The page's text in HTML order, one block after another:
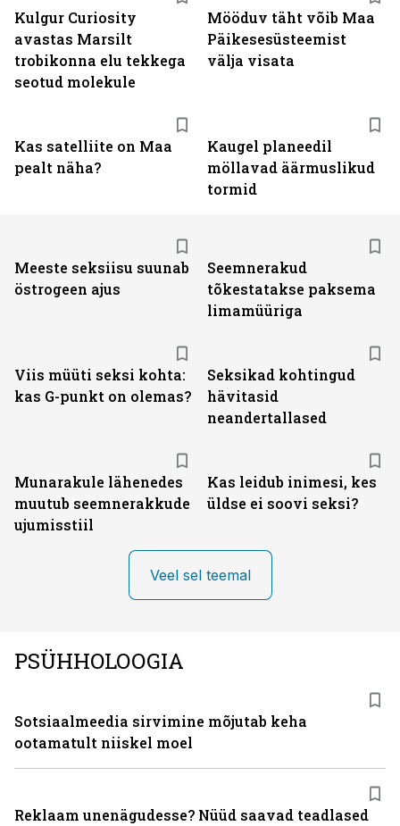
Kulgur Curiosity
avastas Marsilt
trobikonna elu tekkega
seotud molekule
Mööduv täht võib Maa
Päikesesüsteemist
välja visata
Kas satelliite on Maa
pealt näha?
Kaugel planeedil
möllavad äärmuslikud
tormid
Meeste seksiisu suunab
östrogeen ajus
Seemnerakud
tõkestatakse paksema
limamüüriga
Viis müüti seksi kohta:
kas G-punkt on olemas?
Seksikad kohtingud
hävitasid
neandertallased
Munarakule lähenedes
muutub seemnerakkude
ujumisstiil
Kas leidub inimesi, kes
üldse ei soovi seksi?
Veel sel teemal
PSÜHHOLOOGIA
Sotsiaalmeedia sirvimine mõjutab keha
ootamatult niiskel moel
Reklaam unenägudesse? Nüüd saavad teadlased